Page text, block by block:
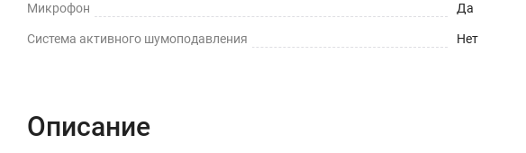
Микрофон Да
Cистема активного шумоподавления Нет
Описание